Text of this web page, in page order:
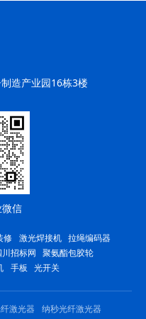
造产业园16栋3楼
信
修 激光焊接机 拉绳编码器
川招标网
聚氨酯包胶轮
手板 光开关
激光器
纳秒光纤激光器